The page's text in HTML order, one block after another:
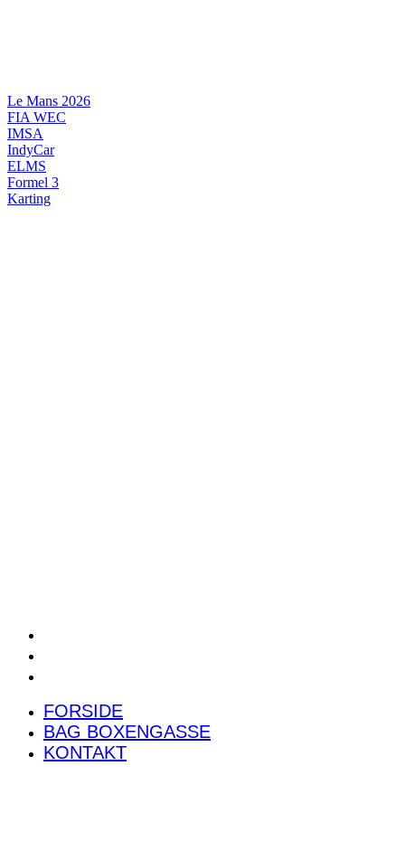
Le Mans 2026
FIA WEC
IMSA
IndyCar
ELMS
Formel 3
Karting
FORSIDE
BAG BOXENGASSE
KONTAKT